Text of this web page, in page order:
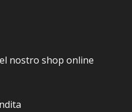
nostro shop online